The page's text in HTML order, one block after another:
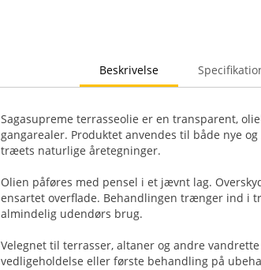
Beskrivelse
Sagasupreme terrasseolie er en transparent,
gangarealer. Produktet anvendes til både nye
træets naturlige åretegninger.
Olien påføres med pensel i et jævnt lag.
ensartet overflade. Behandlingen trænger ind i
almindelig udendørs brug.
Velegnet til terrasser, altaner og andre
vedligeholdelse eller første behandling på